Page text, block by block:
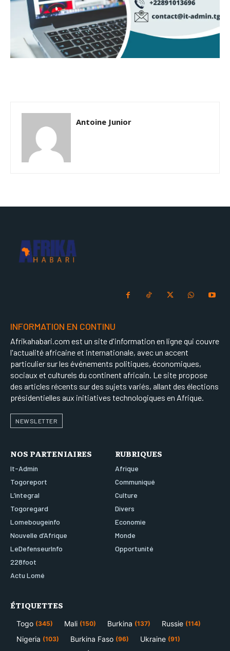
Antoine Junior
INFORMATION EN CONTINU
Afrikahabari.com est un site d'information en ligne qui couvre
l'actualité africaine et internationale, avec un accent
particulier sur les événements politiques, économiques,
sociaux et culturels du continent africain. Le site propose
des articles récents sur des sujets variés, allant des élections
présidentielles aux initiatives technologiques en Afrique.
NEWSLETTER
NOS PARTENIAIRES
It-Admin
Togoreport
L’integral
Togoregard
Lomebougeinfo
Nouvelle d’Afrique
LeDefenseurInfo
228foot
Actu Lomé
RUBRIQUES
Afrique
Communiqué
Culture
Divers
Economie
Monde
Opportunité
ÉTIQUETTES
Togo (345) Mali (150) Burkina (137) Russie (114)
Nigeria (103) Burkina Faso (96) Ukraine (91)